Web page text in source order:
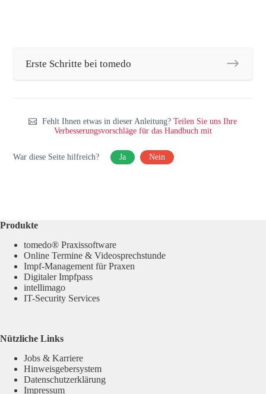
Erste Schritte bei tomedo
Fehlt Ihnen etwas in dieser Anleitung?Teilen Sie uns Ihre
Verbesserungsvorschläge für das Handbuch mit
War diese Seite hilfreich? Ja Nein
Produkte
tomedo® Praxissoftware
Online Termine & Videosprechstunde
Impf-Management für Praxen
Digitaler Impfpass
intellimago
IT-Security Services
Nützliche Links
Jobs & Karriere
Hinweisgebersystem
Datenschutzerklärung
Impressum